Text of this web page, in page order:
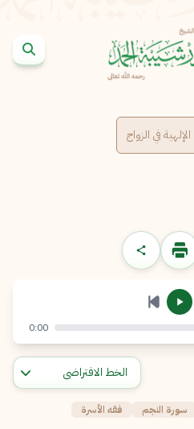
في الزواج
عن مشكلة
0:00
سورة النجم فقه الأسرة